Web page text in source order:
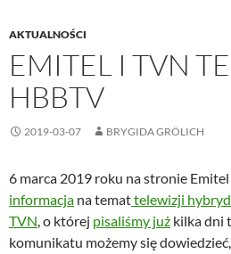
AKTUALNOŚCI
EMITEL I TVN
HBBTV
2019-03-07 BRYGIDA GRÖLICH
6 marca 2019 roku na stronie Emitel
informacja na temattelewizji
TVN, o której pisaliśmy już kilka dni
komunikatu możemy się